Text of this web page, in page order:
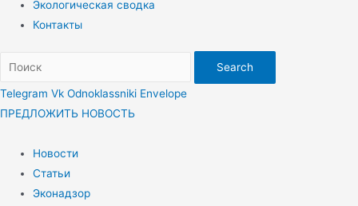
Экологическая сводка
Контакты
Search
Telegram Vk Odnoklassniki Envelope
ПРЕДЛОЖИТЬ НОВОСТЬ
Новости
Статьи
Эконадзор